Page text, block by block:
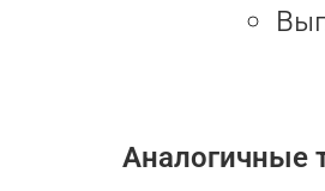
Аналогичные